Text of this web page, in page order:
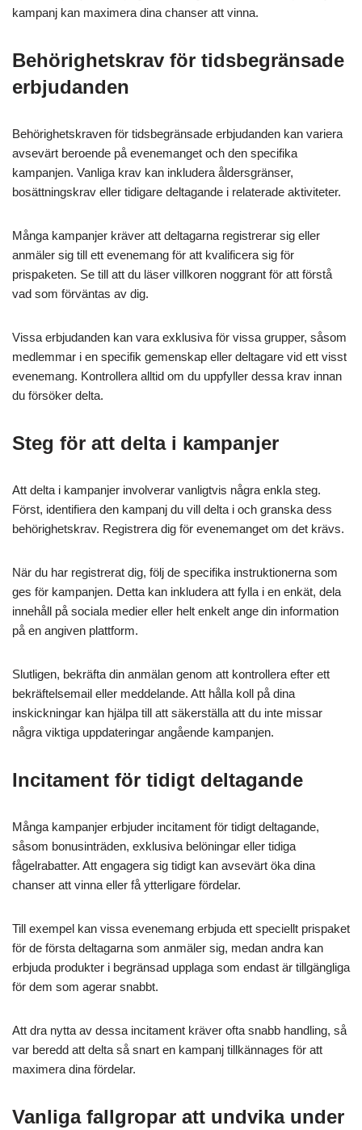
kampanj kan maximera dina chanser att vinna.
Behörighetskrav för tidsbegränsade
erbjudanden
Behörighetskraven för tidsbegränsade erbjudanden kan variera
avsevärt beroende på evenemanget och den specifika
kampanjen. Vanliga krav kan inkludera åldersgränser,
bosättningskrav eller tidigare deltagande i relaterade aktiviteter.
Många kampanjer kräver att deltagarna registrerar sig eller
anmäler sig till ett evenemang för att kvalificera sig för
prispaketen. Se till att du läser villkoren noggrant för att förstå
vad som förväntas av dig.
Vissa erbjudanden kan vara exklusiva för vissa grupper, såsom
medlemmar i en specifik gemenskap eller deltagare vid ett visst
evenemang. Kontrollera alltid om du uppfyller dessa krav innan
du försöker delta.
Steg för att delta i kampanjer
Att delta i kampanjer involverar vanligtvis några enkla steg.
Först, identifiera den kampanj du vill delta i och granska dess
behörighetskrav. Registrera dig för evenemanget om det krävs.
När du har registrerat dig, följ de specifika instruktionerna som
ges för kampanjen. Detta kan inkludera att fylla i en enkät, dela
innehåll på sociala medier eller helt enkelt ange din information
på en angiven plattform.
Slutligen, bekräfta din anmälan genom att kontrollera efter ett
bekräftelsemail eller meddelande. Att hålla koll på dina
inskickningar kan hjälpa till att säkerställa att du inte missar
några viktiga uppdateringar angående kampanjen.
Incitament för tidigt deltagande
Många kampanjer erbjuder incitament för tidigt deltagande,
såsom bonusinträden, exklusiva belöningar eller tidiga
fågelrabatter. Att engagera sig tidigt kan avsevärt öka dina
chanser att vinna eller få ytterligare fördelar.
Till exempel kan vissa evenemang erbjuda ett speciellt prispaket
för de första deltagarna som anmäler sig, medan andra kan
erbjuda produkter i begränsad upplaga som endast är tillgängliga
för dem som agerar snabbt.
Att dra nytta av dessa incitament kräver ofta snabb handling, så
var beredd att delta så snart en kampanj tillkännages för att
maximera dina fördelar.
Vanliga fallgropar att undvika under